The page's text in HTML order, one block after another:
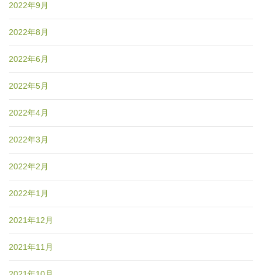
2022年9月
2022年8月
2022年6月
2022年5月
2022年4月
2022年3月
2022年2月
2022年1月
2021年12月
2021年11月